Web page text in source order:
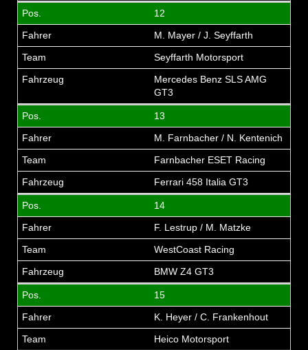
12
M. Mayer / J. Seyffarth
Seyffarth Motorsport
Mercedes Benz SLS AMG
GT3
13
M. Farnbacher / N. Kentenich
Farnbacher ESET Racing
Ferrari 458 Italia GT3
14
F. Lestrup / M. Matzke
WestCoast Racing
BMW Z4 GT3
15
K. Heyer / C. Frankenhout
Heico Motorsport